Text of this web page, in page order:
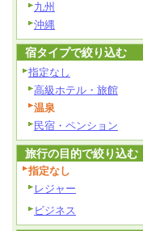
九州
沖縄
宿タイプで絞り込む
指定なし
高級ホテル・旅館
温泉
民宿・ペンション
旅行の目的で絞り込む
指定なし
レジャー
ビジネス